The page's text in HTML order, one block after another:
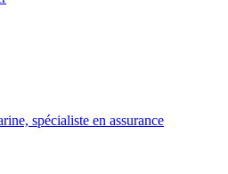
spécialiste en assurance